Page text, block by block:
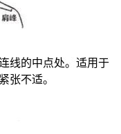
线的中点处。适用于
张不适。